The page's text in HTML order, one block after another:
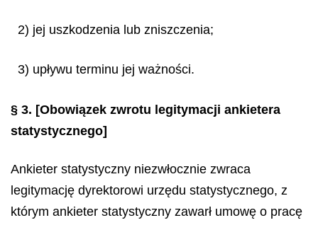
2) jej uszkodzenia lub zniszczenia;
3) upływu terminu jej ważności.
§ 3. [Obowiązek zwrotu legitymacji ankietera
statystycznego]
Ankieter statystyczny niezwłocznie zwraca
legitymację dyrektorowi urzędu statystycznego, z
którym ankieter statystyczny zawarł umowę o pracę